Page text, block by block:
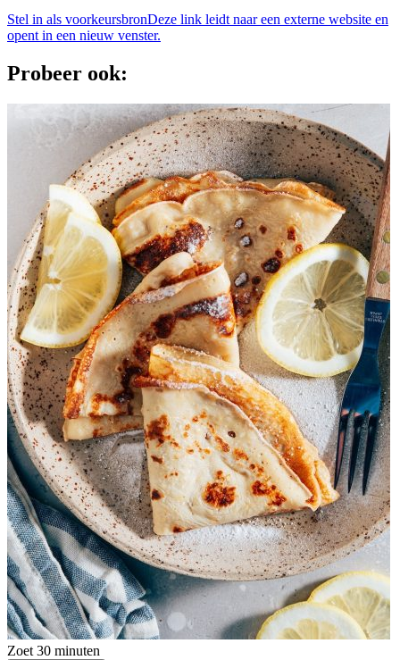
Stel in als voorkeursbronDeze link leidt naar een externe website en
opent in een nieuw venster.
Probeer ook:
Zoet 30 minuten